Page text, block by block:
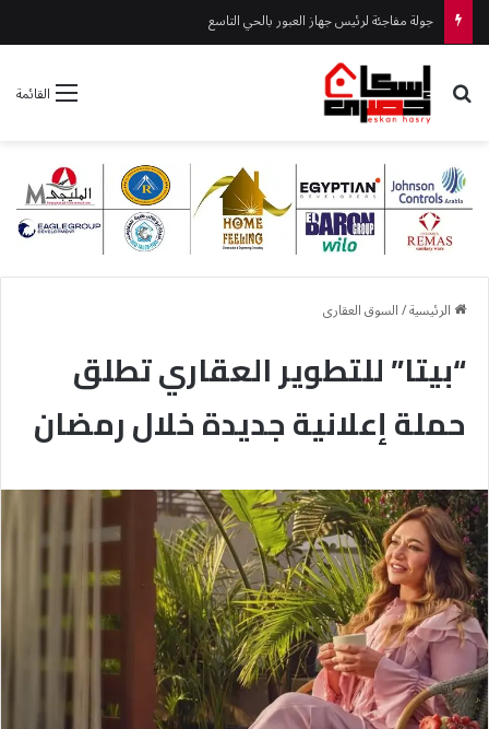
جولة مفاجئة لرئيس جهاز العبور بالحي التاسع
القائمة بحث عن
الرئيسية/السوق العقارى
“بيتا” للتطوير العقاري تطلق
حملة إعلانية جديدة خلال رمضان